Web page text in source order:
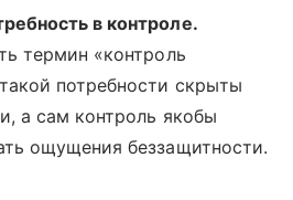
в контроле.
термин «контроль
потребности скрыты
а сам контроль якобы
ощущения беззащитности.